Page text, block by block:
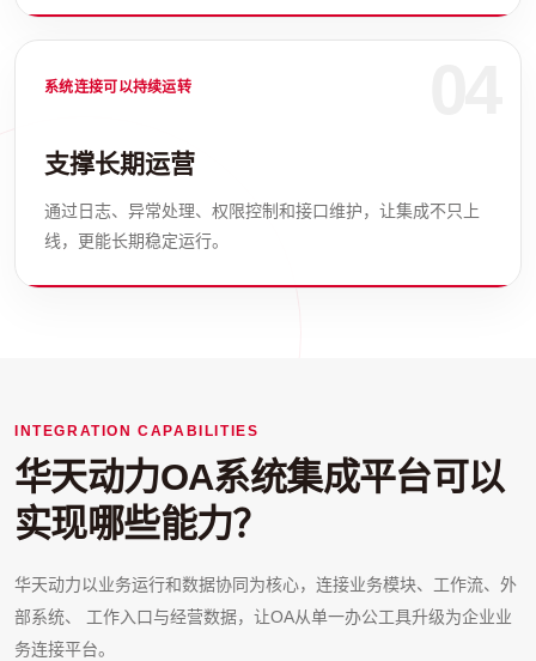
系统连接可以持续运转
支撑长期运营
通过日志、异常处理、权限控制和接口维护，让集成不只上
线，更能长期稳定运行。
INTEGRATION CAPABILITIES
华天动力OA系统集成平台可以
实现哪些能力？
华天动力以业务运行和数据协同为核心，连接业务模块、工作流、外
部系统、 工作入口与经营数据，让OA从单一办公工具升级为企业业
务连接平台。